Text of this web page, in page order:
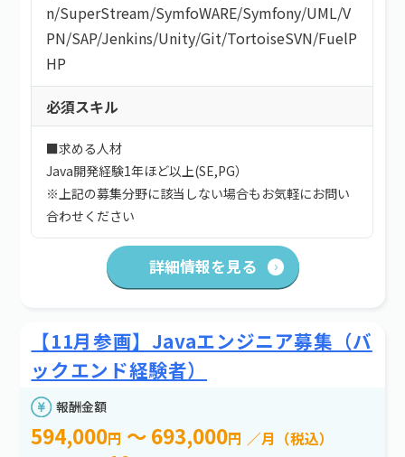
n/SuperStream/SymfoWARE/Symfony/UML/V
PN/SAP/Jenkins/Unity/Git/TortoiseSVN/FuelP
HP
必須スキル
■求める人材
Java開発経験1年ほど以上(SE,PG）
※上記の募集分野に該当しない場合もお気軽にお問い
合わせください
詳細情報を見る
【11月参画】Javaエンジニア募集（バ
ックエンド経験者）
報酬金額
594,000円 ～ 693,000円 ／月（税込）